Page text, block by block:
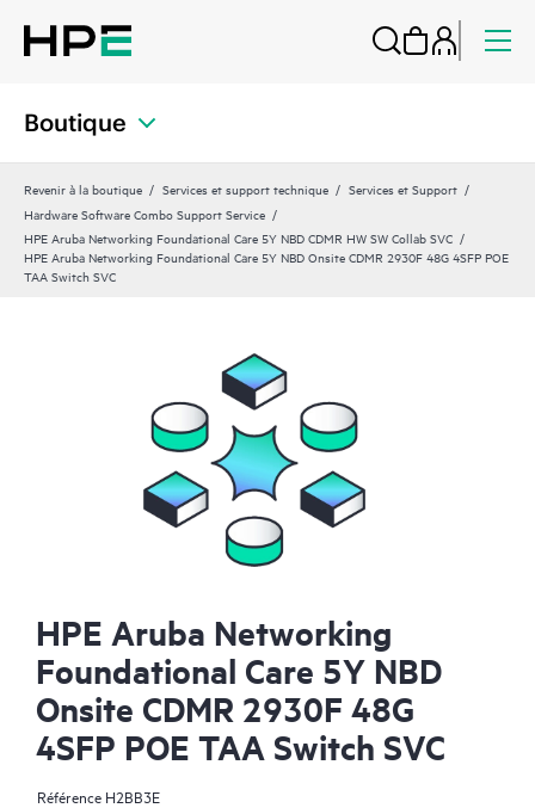
Boutique
Revenir à la boutique Services et support technique
Services et Support
Hardware Software Combo Support Service
HPE Aruba Networking Foundational Care 5Y NBD CDMR HW SW Collab SVC
HPE Aruba Networking Foundational Care 5Y NBD Onsite CDMR 2930F 48G 4SFP POE
TAA Switch SVC
HPE Aruba Networking
Foundational Care 5Y NBD
Onsite CDMR 2930F 48G
4SFP POE TAA Switch SVC
Référence H2BB3E